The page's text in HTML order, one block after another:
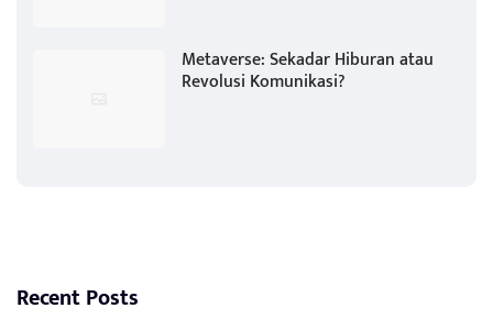
Metaverse: Sekadar Hiburan atau
Revolusi Komunikasi?
Recent Posts